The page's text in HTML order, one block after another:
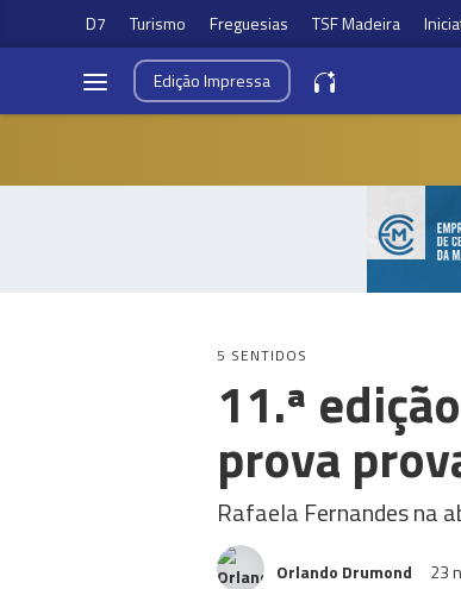
D7 Turismo Freguesias TSF Madeira
EdiçãoImpressa
5 SENTIDOS
11.ª
prova
Rafaela Fernandes na
Orlando Drumond 23